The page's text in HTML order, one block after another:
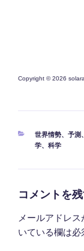
Copyright © 2026
カ
テ
世界情勢、 予測 、
学、 科学
コメントを
メールアドレス
いている欄は必